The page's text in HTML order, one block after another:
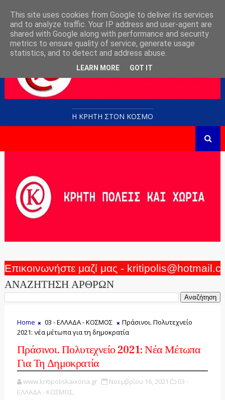
Η ΚΡΗΤΗ ΣΤΟN KOΣΜΟ
Επικοινωνήστε μαζί μας -
ΑΝΑΖΗΤΗΣΗ ΑΡΘΡΩΝ
Home 03 - ΕΛΛΑΔΑ - ΚΟΣΜΟΣ
Πράσινοι. Πολυτεχνείο
2021: νέα μέτωπα για τη δημοκρατία
Πράσινοι. Πολυτεχνείο 2021: Νέα Μέτωπα
Για Τη Δημοκρατία
www.kritipoliskaixoria.gr Νοεμβρίου 16, 2021
03 -
ΕΛΛΑΔΑ - ΚΟΣΜΟΣ,
This site uses cookies from Google to deliver its services
and to analyze traffic. Your IP address and user-agent are
shared with Google along with performance and security
metrics to ensure quality of service, generate usage
statistics, and to detect and address abuse.
LEARN MORE GOT IT